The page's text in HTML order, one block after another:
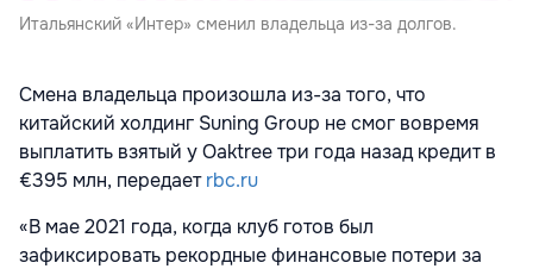
Итальянский «Интер» сменил владельца из-за долгов.
Смена владельца произошла из-за того, что
китайский холдинг Suning Group не смог вовремя
выплатить взятый у Oaktree три года назад кредит в
€395 млн, передаетrbc.ru
«В мае 2021 года, когда клуб готов был
зафиксировать рекордные финансовые потери за